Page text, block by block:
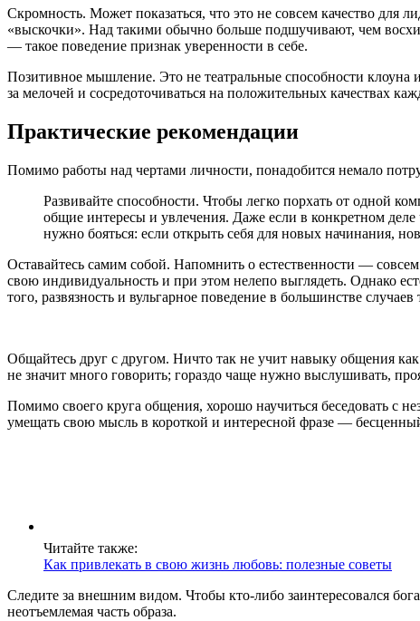
Скромность. Может показаться, что это не совсем качество
«выскочки». Над такими обычно больше подшучивают, чем
— такое поведение признак уверенности в себе.
Позитивное мышление. Это не театральные способности клоуна
за мелочей и сосредоточиваться на положительных качествах
Практические рекомендации
Помимо работы над чертами личности, понадобится немало
Развивайте способности. Чтобы легко порхать от одной
общие интересы и увлечения. Даже если в конкретном
нужно бояться: если открыть себя для новых начинания,
Оставайтесь самим собой. Напомнить о естественности —
свою индивидуальность и при этом нелепо выглядеть. Однако
того, развязность и вульгарное поведение в большинстве
Общайтесь друг с другом. Ничто так не учит навыку общения
не значит много говорить; гораздо чаще нужно выслушивать,
Помимо своего круга общения, хорошо научиться беседовать с
умещать свою мысль в короткой и интересной фразе —
Читайте также:
Как привлекать в свою жизнь любовь: полезные советы
Следите за внешним видом. Чтобы кто-либо заинтересовался
неотъемлемая часть образа.